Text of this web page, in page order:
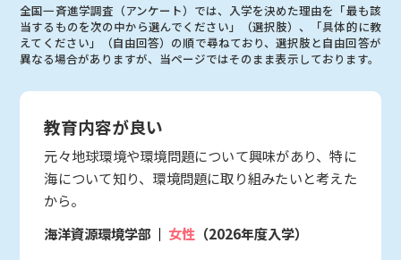
全国一斉進学調査（アンケート）では、入学を決めた理由を「最も該
当するものを次の中から選んでください」（選択肢）、「具体的に教
えてください」（自由回答）の順で尋ねており、選択肢と自由回答が
異なる場合がありますが、当ページではそのまま表示しております。
教育内容が良い
元々地球環境や環境問題について興味があり、特に
海について知り、環境問題に取り組みたいと考えた
から。
海洋資源環境学部
女性 （2026年度入学）